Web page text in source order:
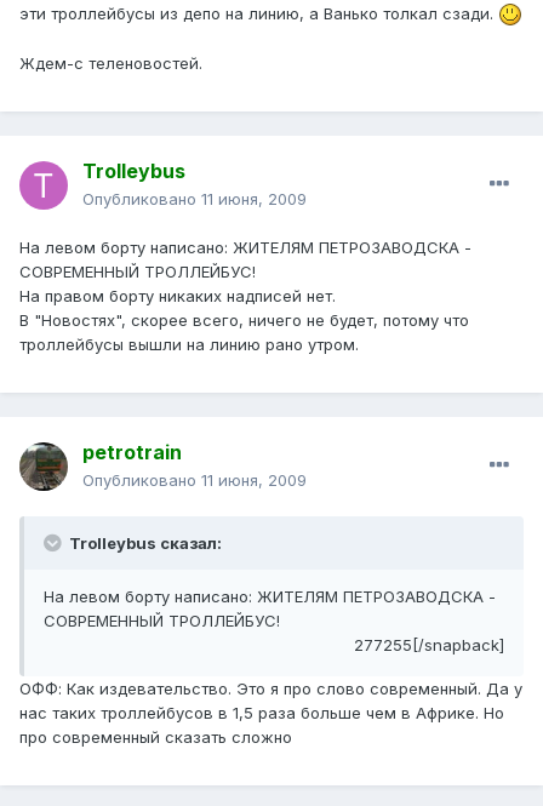
эти троллейбусы из депо на линию, а Ванько толкал сзади.
Ждем-с теленовостей.
Trolleybus
Опубликовано 11 июня, 2009
На левом борту написано: ЖИТЕЛЯМ ПЕТРОЗАВОДСКА -
СОВРЕМЕННЫЙ ТРОЛЛЕЙБУС!
На правом борту никаких надписей нет.
В "Новостях", скорее всего, ничего не будет, потому что
троллейбусы вышли на линию рано утром.
petrotrain
Опубликовано 11 июня, 2009
Trolleybus сказал:
На левом борту написано: ЖИТЕЛЯМ ПЕТРОЗАВОДСКА -
СОВРЕМЕННЫЙ ТРОЛЛЕЙБУС!
277255[/snapback]
ОФФ: Как издевательство. Это я про слово современный. Да у
нас таких троллейбусов в 1,5 раза больше чем в Африке. Но
про современный сказать сложно